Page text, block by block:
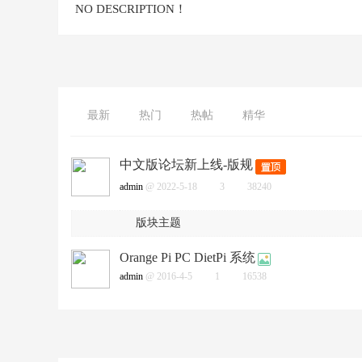
NO DESCRIPTION！
最新 热门 热帖 精华
中文版论坛新上线-版规
admin @ 2022-5-18 3 38240
版块主题
Orange Pi PC DietPi 系统
admin @ 2016-4-5 1 16538